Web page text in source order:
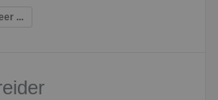
...